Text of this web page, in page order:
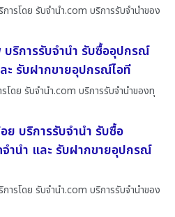
ารโดย รับจํานํา.com บริการรับจำนำของ
ริการรับจำนำ รับซื้ออุปกรณ์
ะ รับฝากขายอุปกรณ์ไอที
โดย รับจํานํา.com บริการรับจำนำของทุ
ย บริการรับจำนำ รับซื้อ
ำนำ และ รับฝากขายอุปกรณ์
ารโดย รับจํานํา.com บริการรับจำนำของ